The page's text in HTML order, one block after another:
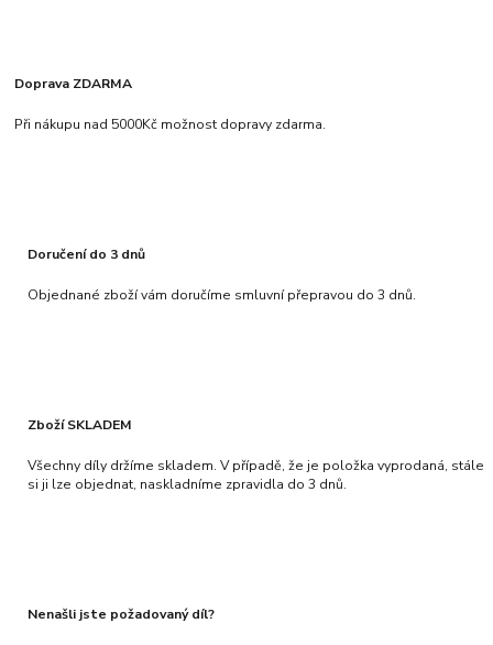
Doprava ZDARMA
Při nákupu nad 5000Kč možnost dopravy zdarma.
Doručení do 3 dnů
Objednané zboží vám doručíme smluvní přepravou do 3 dnů.
Zboží SKLADEM
Všechny díly držíme skladem. V případě, že je položka vyprodaná, stále
si ji lze objednat, naskladníme zpravidla do 3 dnů.
Nenašli jste požadovaný díl?